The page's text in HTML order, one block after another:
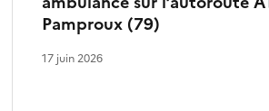
Pamproux (79)
17 juin 2026